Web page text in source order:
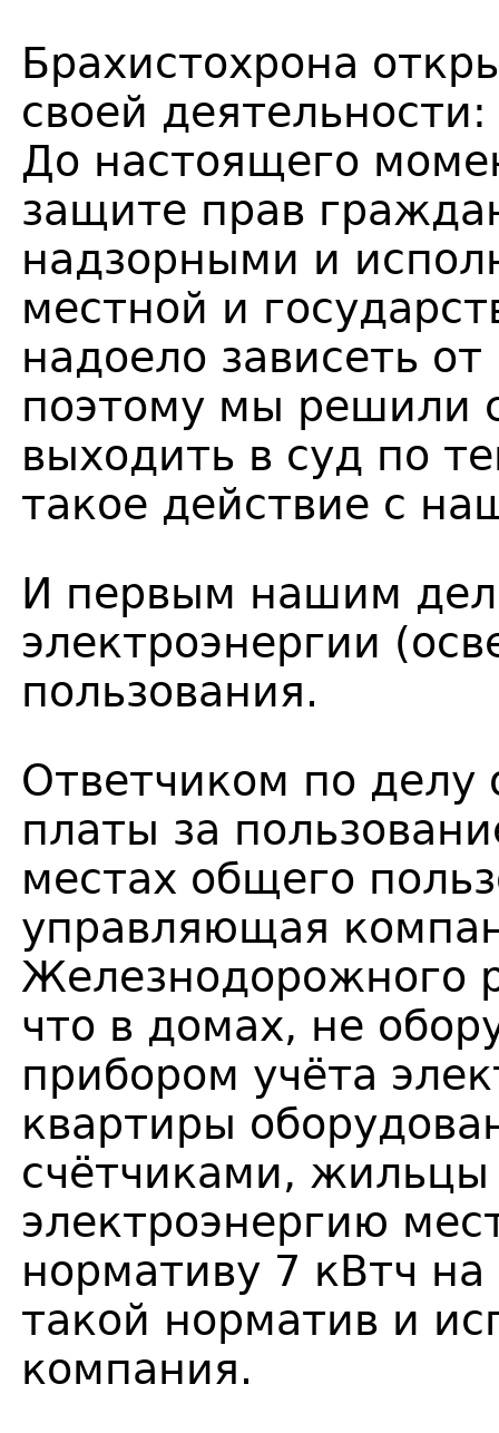
Брахистохрона
своей
До настоящего
защите прав
надзорными и
местной и
надоело зависеть
поэтому мы решили
выходить в суд по
такое действие с
И первым нашим
электроэнергии
пользования.
Ответчиком по делу
платы за
местах общего
управляющая
Железнодорожного
что в домах, не
прибором учёта
квартиры
счётчиками,
электроэнергию
нормативу 7 кВтч
такой норматив и
компания.